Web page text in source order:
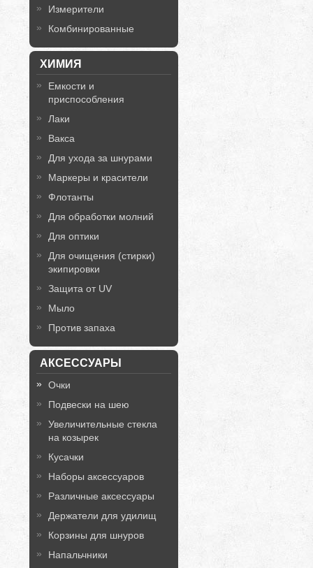
Измерители
Комбинированные
ХИМИЯ
Емкости и
приспособления
Лаки
Вакса
Для ухода за шнурами
Маркеры и красители
Флотанты
Для обработки молний
Для оптики
Для очищения (стирки)
экипировки
Защита от UV
Мыло
Против запаха
АКСЕССУАРЫ
Очки
Подвески на шею
Увеличительные стекла
на козырек
Кусачки
Наборы аксессуаров
Различные аксессуары
Держатели для удилищ
Корзины для шнуров
Напальчники